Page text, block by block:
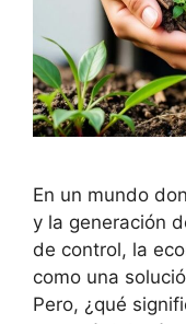
En un mundo
y la generación
de control, la
como una
Pero, ¿qué